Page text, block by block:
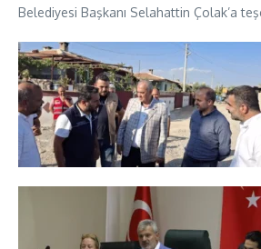
Belediyesi Başkanı Selahattin Çolak’a